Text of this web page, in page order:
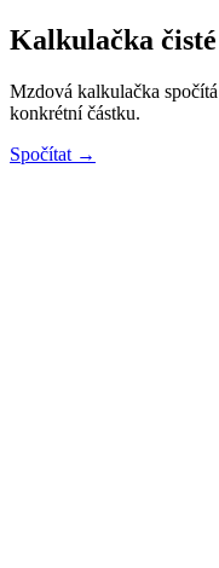
Kalkulačka
Mzdová kalkulačka
konkrétní částku.
Spočítat →